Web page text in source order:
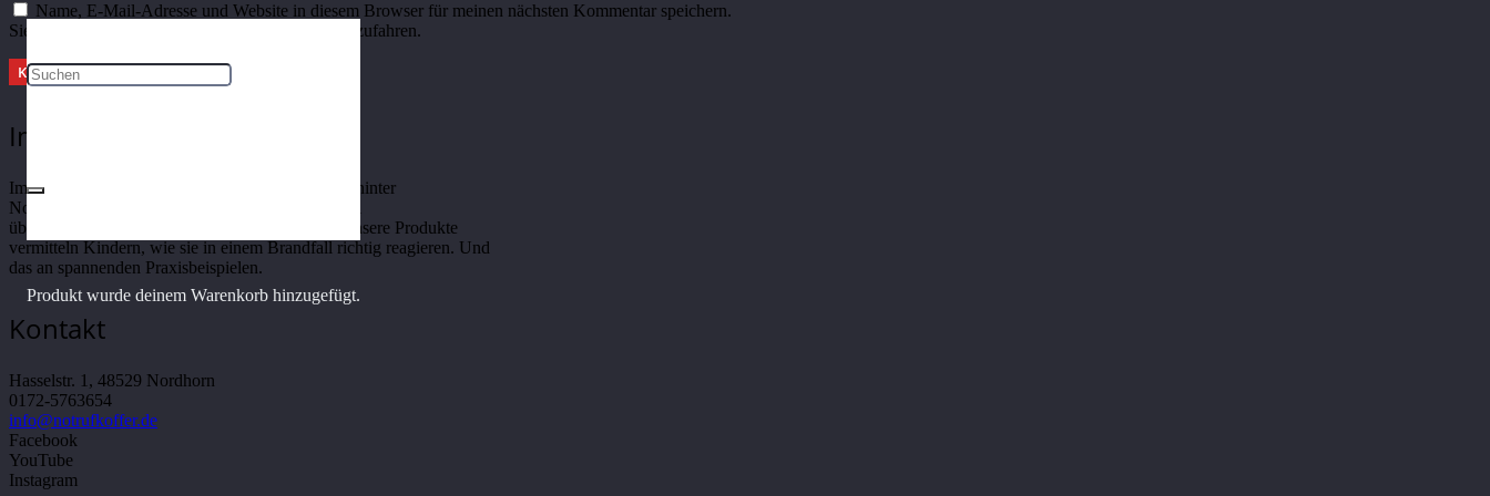
Produkt wurde deinem Warenkorb hinzugefügt.
Name, E-Mail-Adresse und Website in diesem Browser für meinen nächsten Kommentar speichern.
Sie müssen den Bedingungen zustimmen, um fortzufahren.
KOMMENTAR ABSCHICKEN
Im Notfall richtig reagieren
Im Notfall richtig reagieren – das ist die Intention hinter
Notrufkoffer.de. Im Ernstfall ist es wichtig, schnell
überlebenswichtige Entscheidungen zu treffen. Unsere Produkte
vermitteln Kindern, wie sie in einem Brandfall richtig reagieren. Und
das an spannenden Praxisbeispielen.
Kontakt
Hasselstr. 1, 48529 Nordhorn
0172-5763654
info@notrufkoffer.de
Facebook
YouTube
Instagram